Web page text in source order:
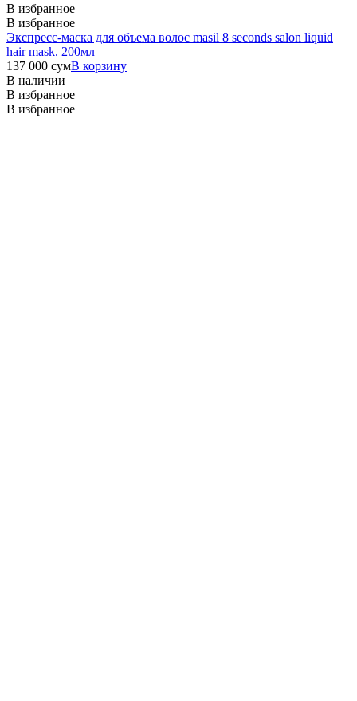
В избранное
В избранное
Экспресс-маска для объема волос masil 8 seconds salon liquid
hair mask. 200мл
137 000 сумВ корзину
В наличии
В избранное
В избранное